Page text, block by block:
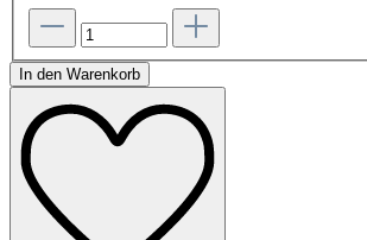
In den Warenkorb